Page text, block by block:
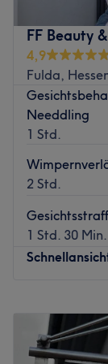
FF Beauty
4,9
Fulda,
Needdling
1 Std.
2 Std.
1 Std. 30 Min.
Dienstag
Mittwoch
Donnerstag